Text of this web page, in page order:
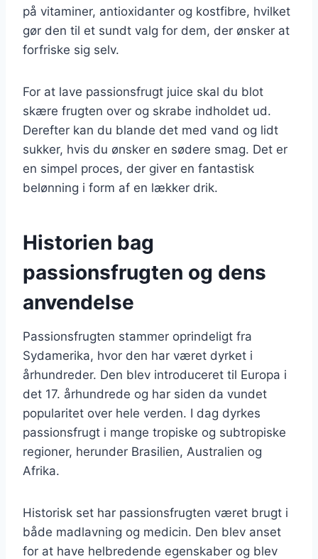
på vitaminer, antioxidanter og kostfibre, hvilket
gør den til et sundt valg for dem, der ønsker at
forfriske sig selv.
For at lave passionsfrugt juice skal du blot
skære frugten over og skrabe indholdet ud.
Derefter kan du blande det med vand og lidt
sukker, hvis du ønsker en sødere smag. Det er
en simpel proces, der giver en fantastisk
belønning i form af en lækker drik.
Historien bag
passionsfrugten og dens
anvendelse
Passionsfrugten stammer oprindeligt fra
Sydamerika, hvor den har været dyrket i
århundreder. Den blev introduceret til Europa i
det 17. århundrede og har siden da vundet
popularitet over hele verden. I dag dyrkes
passionsfrugt i mange tropiske og subtropiske
regioner, herunder Brasilien, Australien og
Afrika.
Historisk set har passionsfrugten været brugt i
både madlavning og medicin. Den blev anset
for at have helbredende egenskaber og blev